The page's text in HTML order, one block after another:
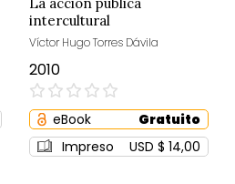
intercultural
Víctor Hugo Torres Dávila
2010
0%
eBook
Gratuito
Impreso
USD $ 14,00